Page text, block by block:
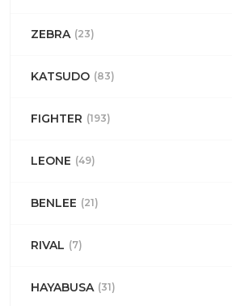
ZEBRA (23)
KATSUDO (83)
FIGHTER (193)
LEONE (49)
BENLEE (21)
RIVAL (7)
HAYABUSA (31)